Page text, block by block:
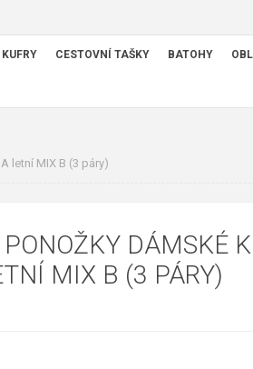
CESTOVNÍ TAŠKY BATOHY
letní MIX B (3 páry)
DÁMSKÉ
MIX B (3 PÁRY)